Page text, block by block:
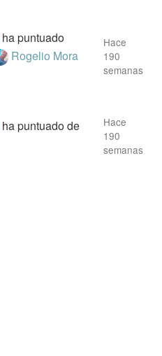
ha puntuado
Rogelio Mora
Hace
190
semanas
ha puntuadode
Hace
190
semanas